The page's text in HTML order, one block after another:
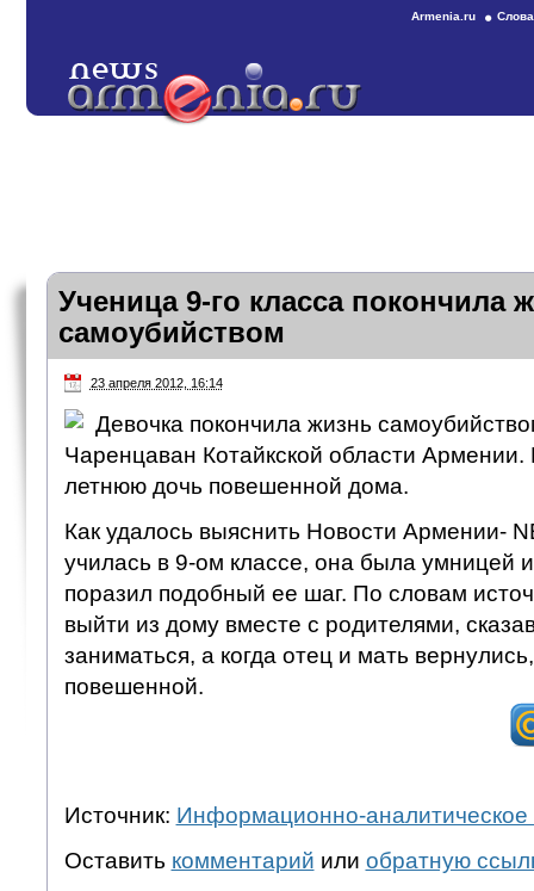
Armenia.ru
Ученица 9-го класса покончила
самоубийством
23 апреля 2012, 16:14
Девочка покончила жизнь
Чаренцаван Котайкской области
летнюю дочь повешенной дома.
Как удалось выяснить Новости Армении-
училась в 9-ом классе, она была умницей
поразил подобный ее шаг. По словам
выйти из дому вместе с родителями,
заниматься, а когда отец и мать
повешенной.
Источник: Информационно-аналитическое
Оставить комментарий или обратную